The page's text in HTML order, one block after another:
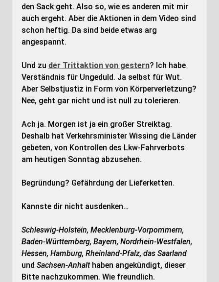
den Sack geht. Also so, wie es anderen mit mir
auch ergeht. Aber die Aktionen in dem Video sind
schon heftig. Da sind beide etwas arg
angespannt.
Und zu der Trittaktion von gestern? Ich habe
Verständnis für Ungeduld. Ja selbst für Wut.
Aber Selbstjustiz in Form von Körperverletzung?
Nee, geht gar nicht und ist null zu tolerieren.
Ach ja. Morgen ist ja ein großer Streiktag.
Deshalb hat Verkehrsminister Wissing die Länder
gebeten, von Kontrollen des Lkw-Fahrverbots
am heutigen Sonntag abzusehen.
Begründung? Gefährdung der Lieferketten.
Kannste dir nicht ausdenken…
Schleswig-Holstein, Mecklenburg-Vorpommern,
Baden-Württemberg, Bayern, Nordrhein-Westfalen,
Hessen, Hamburg, Rheinland-Pfalz, das Saarland
und Sachsen-Anhalthaben angekündigt, dieser
Bitte nachzukommen. Wie freundlich.